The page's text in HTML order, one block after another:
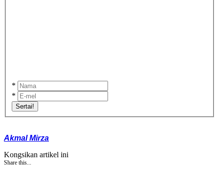
*
*
Sertai!
Akmal Mirza
Kongsikan artikel ini
Share this...